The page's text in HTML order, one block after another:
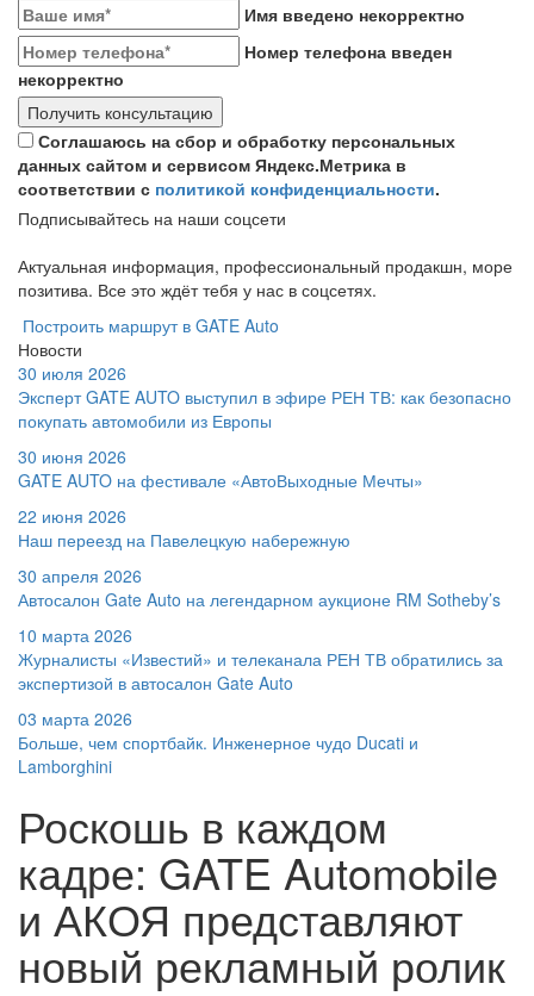
Имя введено некорректно
Номер телефона введен
некорректно
Получить консультацию
Соглашаюсь на сбор и обработку персональных
данных сайтом и сервисом Яндекс.Метрика в
соответствии с политикой конфиденциальности.
Подписывайтесь на наши соцсети
Актуальная информация, профессиональный продакшн, море
позитива. Все это ждёт тебя у нас в соцсетях.
Построить маршрут в GATE Auto
Новости
30 июля 2026
Эксперт GATE AUTO выступил в эфире РЕН ТВ: как безопасно
покупать автомобили из Европы
30 июня 2026
GATE AUTO на фестивале «АвтоВыходные Мечты»
22 июня 2026
Наш переезд на Павелецкую набережную
30 апреля 2026
Автосалон Gate Auto на легендарном аукционе RM Sotheby’s
10 марта 2026
Журналисты «Известий» и телеканала РЕН ТВ обратились за
экспертизой в автосалон Gate Auto
03 марта 2026
Больше, чем спортбайк. Инженерное чудо Ducati и
Lamborghini
Роскошь в каждом
кадре: GATE Automobile
и АКОЯ представляют
новый рекламный ролик